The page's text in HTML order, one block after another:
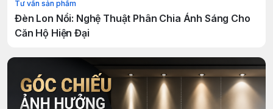
Tư vấn sản phẩm
Đèn Lon Nổi: Nghệ Thuật Phân Chia Ánh Sáng Cho
Căn Hộ Hiện Đại